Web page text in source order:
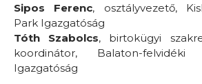
Sipos Ferenc, osztályvezető,
Park Igazgatóság
Tóth Szabolcs, birtokügyi
koordinátor, Balaton-
Igazgatóság